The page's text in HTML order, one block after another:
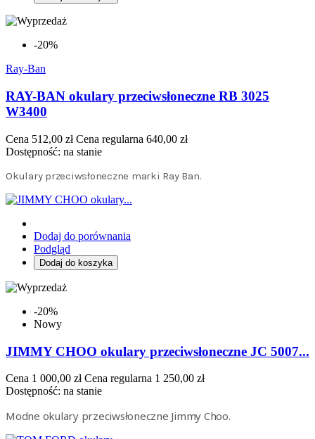
-20%
Ray-Ban
RAY-BAN okulary przeciwsłoneczne RB 3025
W3400
Cena 512,00 zł Cena regularna 640,00 zł
Dostępność: na stanie
Okulary przeciwsłoneczne marki Ray Ban.
Dodaj do porównania
Podgląd
Dodaj do koszyka
-20%
Nowy
JIMMY CHOO okulary przeciwsłoneczne JC 5007...
Cena 1 000,00 zł Cena regularna 1 250,00 zł
Dostępność: na stanie
Modne okulary przeciwsłoneczne Jimmy Choo.